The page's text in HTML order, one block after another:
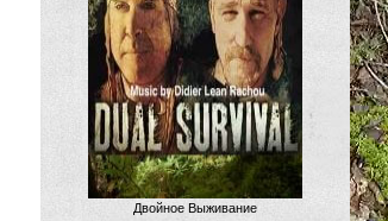
Двойное Выживание